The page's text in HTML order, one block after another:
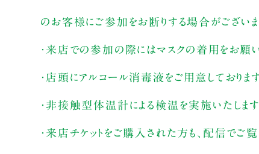
のお客様にご参加をお断りする場合がござい
・来店での参加の際にはマスクの着用をお願い
・店頭にアルコール消毒液をご用意しており
・非接触型体温計による検温を実施いたしま
・来店チケットをご購入された方も、配信でご